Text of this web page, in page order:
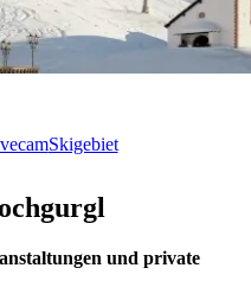
Skigebiet
und private